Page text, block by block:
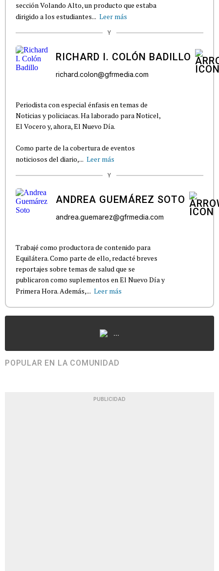
sección Volando Alto, un producto que estaba
dirigido a los estudiantes... Leer más
Y
RICHARD I. COLÓN BADILLO
richard.colon@gfrmedia.com
Periodista con especial énfasis en temas de
Noticias y policiacas. Ha laborado para Noticel,
El Vocero y, ahora, El Nuevo Día.
Como parte de la cobertura de eventos
noticiosos del diario,... Leer más
Y
ANDREA GUEMÁREZ SOTO
andrea.guemarez@gfrmedia.com
Trabajé como productora de contenido para
Equilátera. Como parte de ello, redacté breves
reportajes sobre temas de salud que se
publicaron como suplementos en El Nuevo Día y
Primera Hora. Además,... Leer más
...
POPULAR EN LA COMUNIDAD
PUBLICIDAD